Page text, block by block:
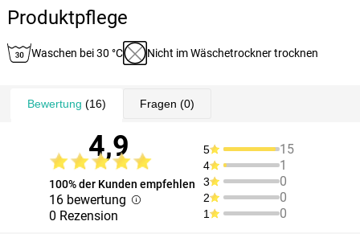
Produktpflege
Waschen bei 30 °C Nicht im Wäschetrockner trocknen
Bewertung (16) Fragen (0)
4,9
100% der Kunden empfehlen
16 bewertung
0 Rezension
5 15
4 1
3 0
2 0
1 0